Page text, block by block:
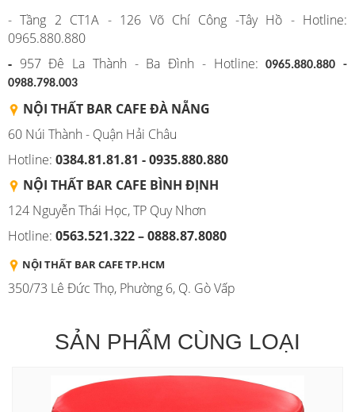
- Tầng 2 CT1A - 126 Võ Chí Công -Tây Hồ - Hotline:
0965.880.880
- 957 Đê La Thành - Ba Đình - Hotline:0965.880.880 -
0988.798.003
NỘI THẤT BAR CAFE ĐÀ NẴNG
60 Núi Thành - Quận Hải Châu
Hotline: 0384.81.81.81 - 0935.880.880
NỘI THẤT BAR CAFE BÌNH ĐỊNH
124 Nguyễn Thái Học, TP Quy Nhơn
Hotline: 0563.521.322 – 0888.87.8080
NỘI THẤT BAR CAFE TP.HCM
350/73 Lê Đức Thọ, Phường 6, Q. Gò Vấp
SẢN PHẨM CÙNG LOẠI